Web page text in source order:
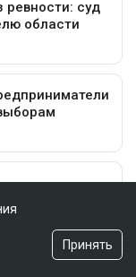
Принять